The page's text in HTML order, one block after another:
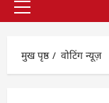
प्राथमिक
मुख पृष्ठ
वोटिंग न्यूज़